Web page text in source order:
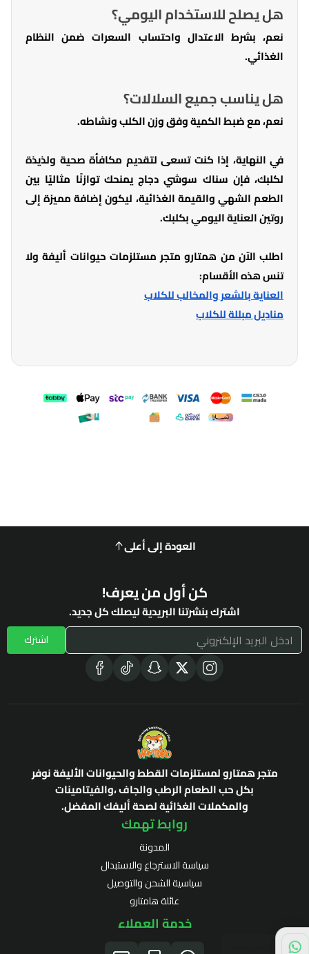
هل يصلح للاستخدام اليومي؟
نعم، بشرط الاعتدال واحتساب السعرات ضمن النظام
الغذائي.
هل يناسب جميع السلالات؟
نعم، مع ضبط الكمية وفق وزن الكلب ونشاطه.
في النهاية، إذا كنت تسعى لتقديم مكافأة صحية ولذيذة
لكلبك، فإن سناك سوشي دجاج يمنحك توازنًا مثاليًا بين
الطعم الشهي والقيمة الغذائية، ليكون إضافة مميزة إلى
روتين العناية اليومي بكلبك.
اطلب الآن من همتارو متجر مستلزمات حيوانات أليفة ولا
تنس هذه الأقسام:
العناية بالشعر والمخالب للكلاب
مناديل مبللة للكلاب
العودة إلى أعلى
كن أول من يعرف!
اشترك بنشرتنا البريدية ليصلك كل جديد.
اشترك
متجر همتارو لمستلزمات القطط والحيوانات الأليفة نوفر
بكل حب الطعام الرطب والجاف ،والفيتامينات
والمكملات الغذائية لصحة أليفك المفضل.
روابط تهمك
المدونة
سياسة الاسترجاع والاستبدال
سياسية الشحن والتوصيل
عائلة هامتارو
خدمة العملاء